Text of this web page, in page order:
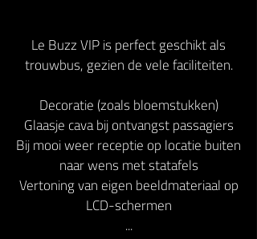
Le Buzz VIP is perfect geschikt als
trouwbus, gezien de vele faciliteiten.
Decoratie (zoals bloemstukken)
Glaasje cava bij ontvangst passagiers
Bij mooi weer receptie op locatie buiten
naar wens met statafels
Vertoning van eigen beeldmateriaal op
LCD-schermen
...